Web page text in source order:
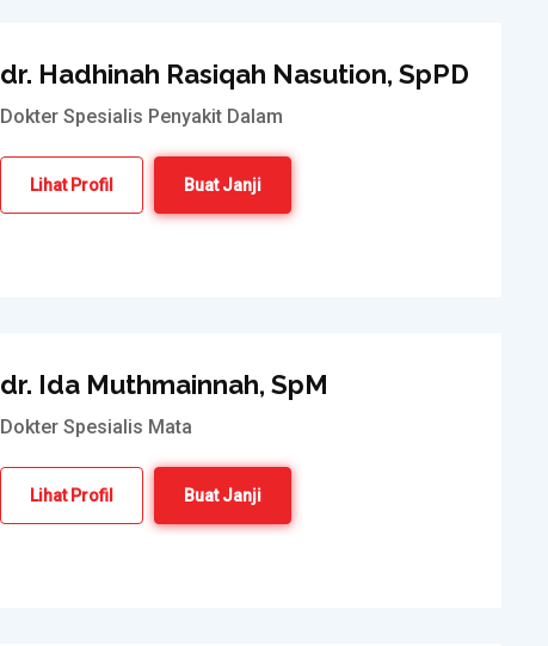
dr. Hadhinah Rasiqah Nasution, SpPD
Dokter Spesialis Penyakit Dalam
Lihat Profil Buat Janji
dr. Ida Muthmainnah, SpM
Dokter Spesialis Mata
Lihat Profil Buat Janji